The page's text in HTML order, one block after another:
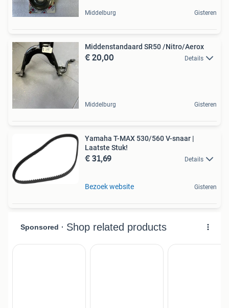
Middelburg Gisteren
Middenstandaard SR50 /Nitro/Aerox
€ 20,00 Details
Middelburg Gisteren
Yamaha T-MAX 530/560 V-snaar |
Laatste Stuk!
€ 31,69 Details
Bezoek website Gisteren